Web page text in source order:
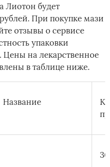
Лиотон будет
При покупке мази
отзывы о сервисе
упаковки
Цены на лекарственное
в таблице ниже.
Название